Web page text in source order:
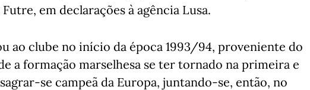
em declarações à agência Lusa.
ao clube no início da época 1993/94, proveniente do
a formação marselhesa se ter tornado na primeira e
se campeã da Europa, juntando-se, então, no